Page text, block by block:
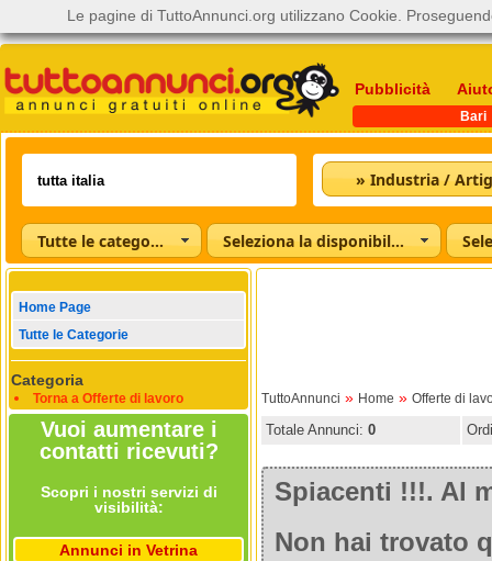
Pubblicità
Bari
» Industria /
Tutte le categorie Seleziona la disponibilità
Home Page
Tutte le Categorie
Categoria
Torna a Offerte di lavoro
Vuoi aumentare i
contatti ricevuti?
Scopri i nostri servizi di
visibilità:
Annunci in Vetrina
TuttoAnnunci » Home » Offerte di
Totale Annunci: 0
Spiacenti !!!. Al
Non hai trovato
Le pagine di TuttoAnnunci.org utilizzano Cookie.